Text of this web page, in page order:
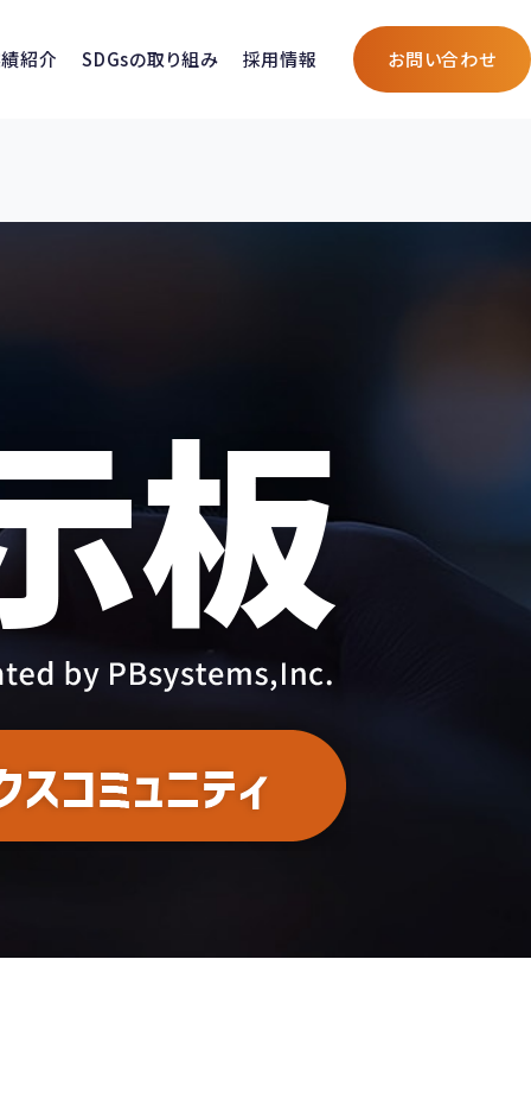
紹介 SDGsの取り組み 採用情報 お問い合わせ